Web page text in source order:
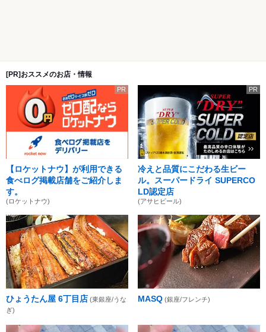
[PR]おススメのお店・情報
PR
【ロケットナウ】が利用できる
食べログ掲載店舗をご紹介しま
す。
(ロケットナウ)
PR
冷えと品質にこだわる生ビー
ル。スーパードライ SUPERCO
LD認定店
(アサヒビール)
ひょうたん屋 6丁目店 (東銀座/うな
ぎ)
MASQ (銀座/フレンチ)